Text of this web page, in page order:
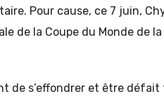
Pour cause, ce 7 juin,
de la Coupe du Monde de
de s’effondrer et être